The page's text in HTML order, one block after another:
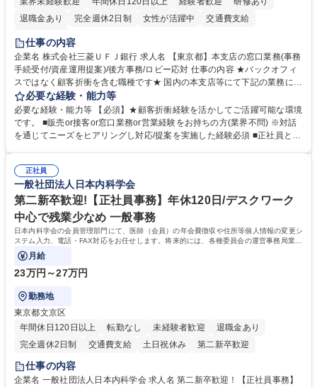
退職金あり
完全週休2日制 女性が活躍中
交通費支給
土日祝休み
仕事の内容
企業名 株式会社三菱ＵＦＪ銀行 求人名 【東京都】本支店の窓口業務(事務
手続受付/資産運用提案)/後方事務/ロビー応対 仕事の内容 ★バックオフィ
スではなく顧客折衝を含む職種です★ 国内の本支店等にて下記の業務に従
事していただきます。 ■窓口/後方/ロビーにて事務手続等の受付・オペレ
ーション、お客様対応 ■窓口にて、ご来店された個人のお客様に対して金
融商品のご提案 ■効率的な事務運用の検討・構築等 ≪業務紹介：ご応募前
に必ずご覧ください≫ ※記事 https://www.mysite.bk.mufg.jp/career/circle/
必要な経験・能力等
必要な経験・能力等 【必須】★顧客折衝経験を活かしてご活躍可能な環境
です。 ■販売or接客or窓口業務or営業経験をお持ちの方(業界不問) ※対話
を通じてニーズをヒアリングし対応/提案を実施した経験必須 ■正社員とし
るので安心して入行いただけます。 幅広いキャリアの選択肢があり、公募
や社内副業等を活用し、 一人ひとりが挑戦できるカルチャーが浸透してい
ます。 学歴・資格 学歴：大学院 大学 高専 短大 専修学校 高校 語学力：
資格：
正社員
一般社団法人日本内科学会
第二新卒歓迎!【正社員事務】年休120日/デスクワーク
中心で残業少なめ 一般事務
日本内科学会の会員管理部門にて、医師（会員）の年会費徴収や住所等個人情報の変更シ
ステム入力、電話・FAX対応をお任せします。将来的には、各種委員会の運営事務局業務
などにも幅広く携わっていただきます。
月給
23万円～27万円
勤務地
東京都文京区
年間休日120日以上
転勤なし 未経験者歓迎
退職金あり
完全週休2日制
交通費支給 土日祝休み 第二新卒歓迎
仕事の内容
企業名 一般社団法人日本内科学会 求人名 第二新卒歓迎！【正社員事務】